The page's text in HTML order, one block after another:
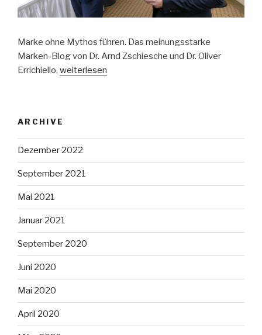
Marke ohne Mythos führen. Das meinungsstarke
Marken-Blog von Dr. Arnd Zschiesche und Dr. Oliver
Errichiello. weiterlesen
ARCHIVE
Dezember 2022
September 2021
Mai 2021
Januar 2021
September 2020
Juni 2020
Mai 2020
April 2020